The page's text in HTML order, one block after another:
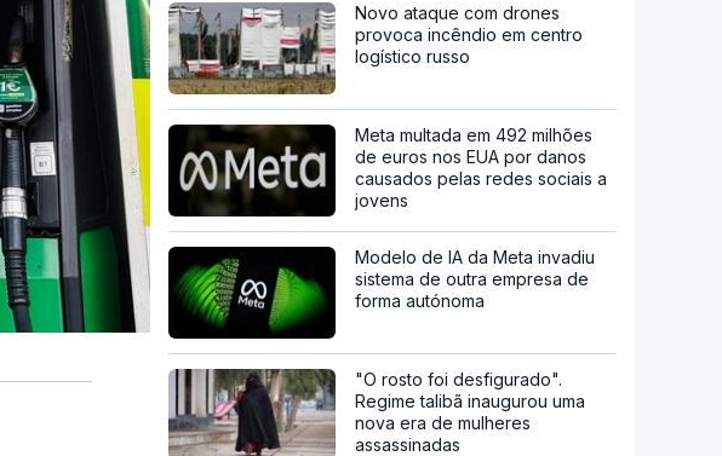
Novo ataque com drones
provoca incêndio em centro
logístico russo
Meta multada em 492 milhões
de euros nos EUA por danos
causados pelas redes sociais a
jovens
Modelo de IA da Meta invadiu
sistema de outra empresa de
forma autónoma
"O rosto foi desfigurado".
Regime talibã inaugurou uma
nova era de mulheres
assassinadas